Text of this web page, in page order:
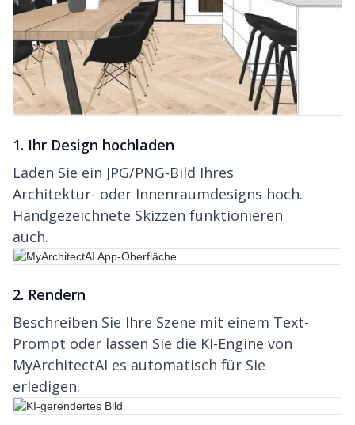
1. Ihr Design hochladen
Laden Sie ein JPG/PNG-Bild Ihres
Architektur- oder Innenraumdesigns hoch.
Handgezeichnete Skizzen funktionieren
auch.
2. Rendern
Beschreiben Sie Ihre Szene mit einem Text-
Prompt oder lassen Sie die KI-Engine von
MyArchitectAI es automatisch für Sie
erledigen.